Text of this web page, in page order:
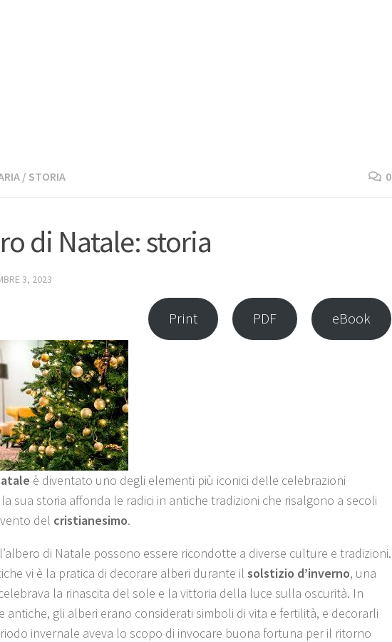
/ STORIA 0
di Natale: storia
3, 2023
Print PDF eBook
è diventato uno degli elementi più iconici delle celebrazioni
sua storia affonda le radici in antiche tradizioni che risalgono a secoli
del cristianesimo.
di Natale possono essere ricondotte a diverse culture e tradizioni.
vi è la pratica di decorare alberi durante il solstizio d’inverno, una
la rinascita del sole e la vittoria della luce sulla oscurità. In
antiche, gli alberi erano considerati simboli di vita e fertilità, e decorarli
invernale aveva lo scopo di invocare buona fortuna per il ritorno